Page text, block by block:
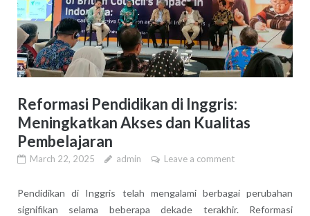
Reformasi Pendidikan di Inggris:
Meningkatkan Akses dan Kualitas
Pembelajaran
March 22, 2025 admin Leave a comment
Pendidikan di Inggris telah mengalami berbagai perubahan
signifikan selama beberapa dekade terakhir. Reformasi